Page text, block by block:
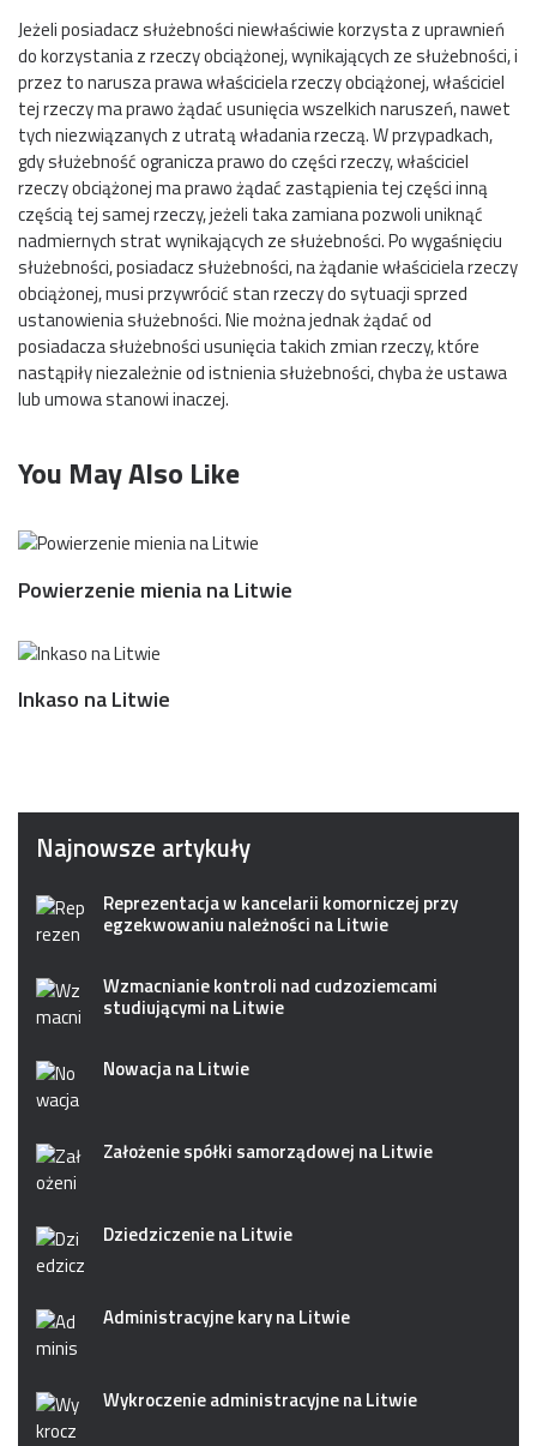
Jeżeli posiadacz służebności niewłaściwie korzysta z uprawnień
do korzystania z rzeczy obciążonej, wynikających ze służebności, i
przez to narusza prawa właściciela rzeczy obciążonej, właściciel
tej rzeczy ma prawo żądać usunięcia wszelkich naruszeń, nawet
tych niezwiązanych z utratą władania rzeczą. W przypadkach,
gdy służebność ogranicza prawo do części rzeczy, właściciel
rzeczy obciążonej ma prawo żądać zastąpienia tej części inną
częścią tej samej rzeczy, jeżeli taka zamiana pozwoli uniknąć
nadmiernych strat wynikających ze służebności. Po wygaśnięciu
służebności, posiadacz służebności, na żądanie właściciela rzeczy
obciążonej, musi przywrócić stan rzeczy do sytuacji sprzed
ustanowienia służebności. Nie można jednak żądać od
posiadacza służebności usunięcia takich zmian rzeczy, które
nastąpiły niezależnie od istnienia służebności, chyba że ustawa
lub umowa stanowi inaczej.
You May Also Like
Powierzenie mienia na Litwie
Inkaso na Litwie
Najnowsze artykuły
Reprezentacja w kancelarii komorniczej przy
egzekwowaniu należności na Litwie
Wzmacnianie kontroli nad cudzoziemcami
studiującymi na Litwie
Nowacja na Litwie
Założenie spółki samorządowej na Litwie
Dziedziczenie na Litwie
Administracyjne kary na Litwie
Wykroczenie administracyjne na Litwie